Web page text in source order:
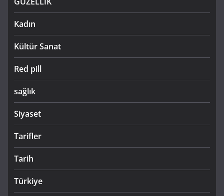
Kadın
Kültür Sanat
Red pill
sağlık
Siyaset
Tarifler
Tarih
Türkiye